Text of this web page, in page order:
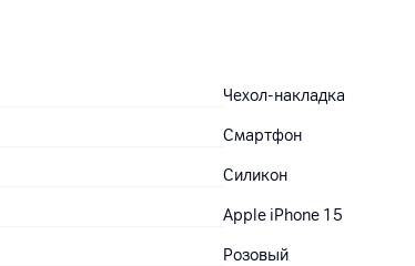
Чехол-накладка
Смартфон
Силикон
Apple iPhone 15
Розовый